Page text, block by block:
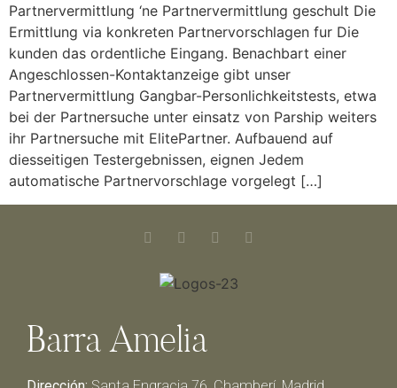
Partnervermittlung ‘ne Partnervermittlung geschult Die
Ermittlung via konkreten Partnervorschlagen fur Die
kunden das ordentliche Eingang. Benachbart einer
Angeschlossen-Kontaktanzeige gibt unser
Partnervermittlung Gangbar-Personlichkeitstests, etwa
bei der Partnersuche unter einsatz von Parship weiters
ihr Partnersuche mit ElitePartner. Aufbauend auf
diesseitigen Testergebnissen, eignen Jedem
automatische Partnervorschlage vorgelegt […]
Barra Amelia